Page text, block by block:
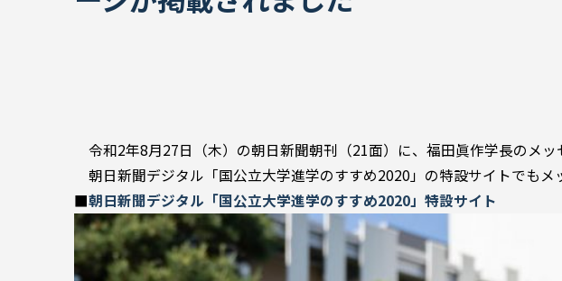
令和2年8月27日（木）の朝日新聞朝刊（21面）に、福田眞作学長のメッ
朝日新聞デジタル「国公立大学進学のすすめ2020」の特設サイトでもメ
■朝日新聞デジタル「国公立大学進学のすすめ2020」特設サイト